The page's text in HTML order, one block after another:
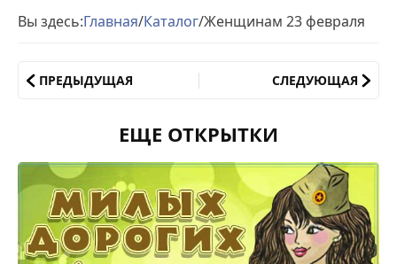
Вы здесь:Главная/Каталог/Женщинам 23 февраля
ПРЕДЫДУЩАЯ СЛЕДУЮЩАЯ
ЕЩЕ ОТКРЫТКИ